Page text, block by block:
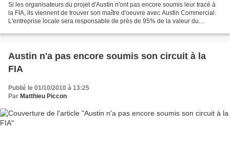
Si les organisateurs du projet d'Austin n'ont pas encore soumis leur tracé à
la FIA, ils viennent de trouver son maître d'oeuvre avec Austin Commercial.
L'entreprise locale sera responsable de près de 95% de la valeur du
Austin n'a pas encore soumis son circuit à la
FIA
Publié le 01/10/2010 à 13:25
Par Matthieu Piccon